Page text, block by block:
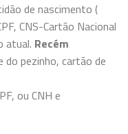
de nascimento (
CNS-Cartão Nacional
atual. Recém
do pezinho, cartão de
ou CNH e